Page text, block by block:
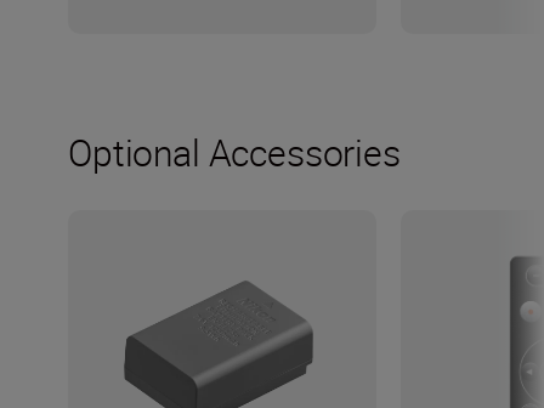
Optional Accessories